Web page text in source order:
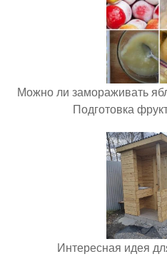
Можно ли замораживать
Подготовка
Интересная идея